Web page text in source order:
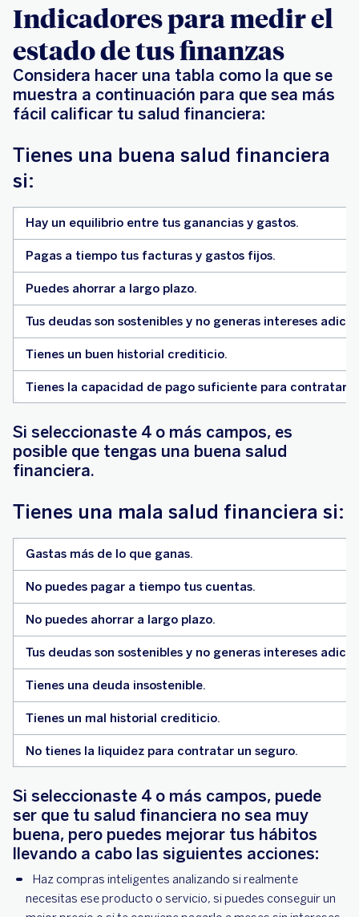
Indicadores para medir el
estado de tus finanzas
Considera hacer una tabla como la que se
muestra a continuación para que sea más
fácil calificar tu salud financiera:
Tienes una buena salud financiera
si:
Hay un equilibrio entre tus ganancias y gastos.
Pagas a tiempo tus facturas y gastos fijos.
Puedes ahorrar a largo plazo.
Tus deudas son sostenibles y no generas intereses
Tienes un buen historial crediticio.
Tienes la capacidad de pago suficiente para contratar
Si seleccionaste 4 o más campos, es
posible que tengas una buena salud
financiera.
Tienes una mala salud financiera si:
Gastas más de lo que ganas.
No puedes pagar a tiempo tus cuentas.
No puedes ahorrar a largo plazo.
Tus deudas son sostenibles y no generas intereses
Tienes una deuda insostenible.
Tienes un mal historial crediticio.
No tienes la liquidez para contratar un seguro.
Si seleccionaste 4 o más campos, puede
ser que tu salud financiera no sea muy
buena, pero puedes mejorar tus hábitos
llevando a cabo las siguientes acciones:
Haz compras inteligentes analizando si realmente
necesitas ese producto o servicio, si puedes conseguir un